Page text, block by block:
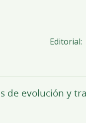
Editorial
de evolución y